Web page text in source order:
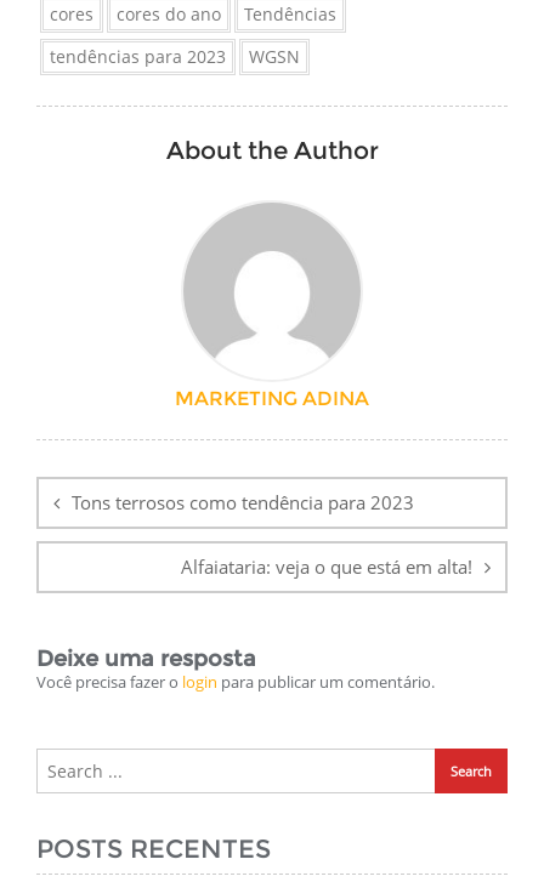
cores
cores do ano
Tendências
tendências para 2023
WGSN
About the Author
MARKETING ADINA
de
PostTons terrosos como tendência para 2023
Alfaiataria: veja o que está em alta!
Deixe uma resposta
Você precisa fazer o login para publicar um comentário.
POSTS RECENTES